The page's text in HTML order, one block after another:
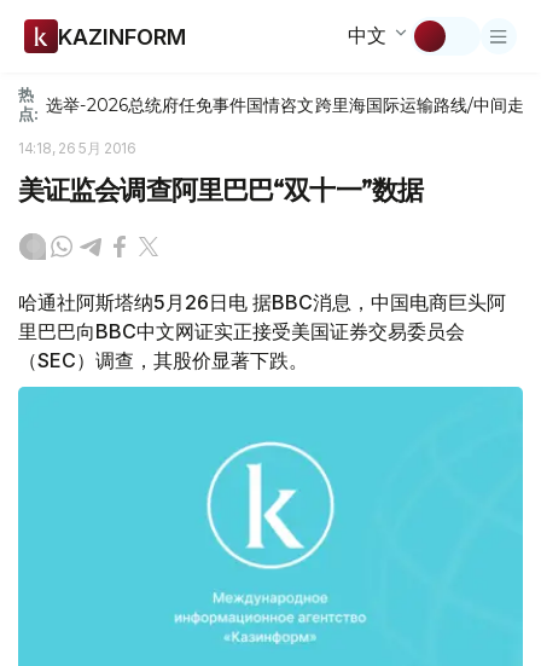
KAZINFORM 中文
热
点: 选举-2026总统府任免事件国情咨文跨里海国际运输路线/中间走廊
14:18, 26 5月 2016
美证监会调查阿里巴巴“双十一”数据
哈通社阿斯塔纳5月26日电 据BBC消息，中国电商巨头阿
里巴巴向BBC中文网证实正接受美国证券交易委员会
（SEC）调查，其股价显著下跌。